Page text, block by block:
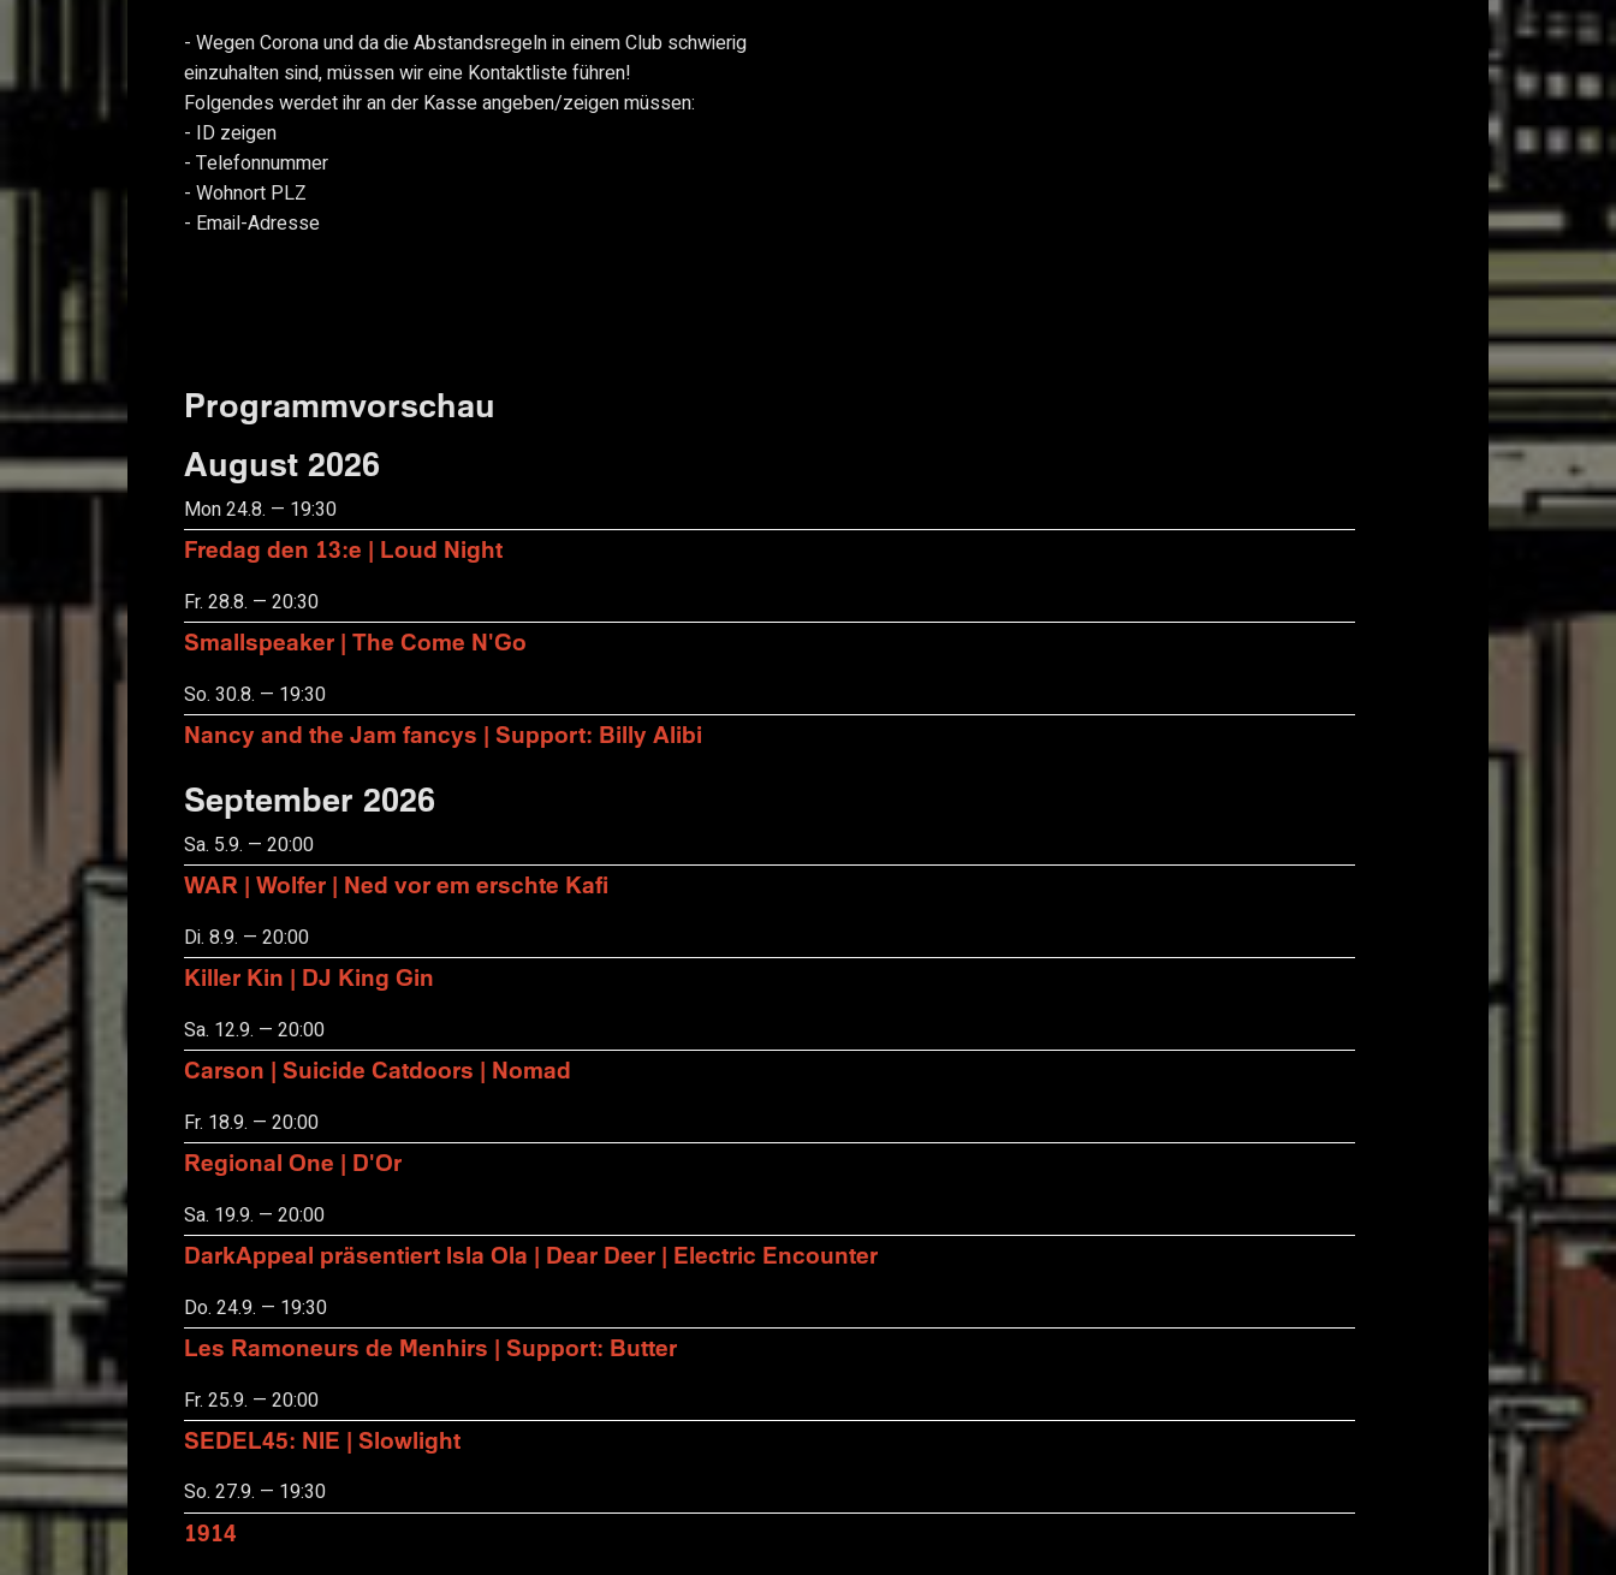
- Wegen Corona und da die Abstandsregeln in einem Club schwierig
einzuhalten sind, müssen wir eine Kontaktliste führen!
Folgendes werdet ihr an der Kasse angeben/zeigen müssen:
- ID zeigen
- Telefonnummer
- Wohnort PLZ
- Email-Adresse
Programmvorschau
August 2026
Mon 24.8. — 19:30
Fredag den 13:e | Loud Night
Fr. 28.8. — 20:30
Smallspeaker | The Come N'Go
So. 30.8. — 19:30
Nancy and the Jam fancys | Support: Billy Alibi
September 2026
Sa. 5.9. — 20:00
WAR | Wolfer | Ned vor em erschte Kafi
Di. 8.9. — 20:00
Killer Kin | DJ King Gin
Sa. 12.9. — 20:00
Carson | Suicide Catdoors | Nomad
Fr. 18.9. — 20:00
Regional One | D'Or
Sa. 19.9. — 20:00
DarkAppeal präsentiert Isla Ola | Dear Deer | Electric Encounter
Do. 24.9. — 19:30
Les Ramoneurs de Menhirs | Support: Butter
Fr. 25.9. — 20:00
SEDEL45: NIE | Slowlight
So. 27.9. — 19:30
1914